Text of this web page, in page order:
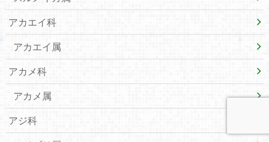
アカエイ科
アカエイ属
アカメ科
アカメ属
アジ科